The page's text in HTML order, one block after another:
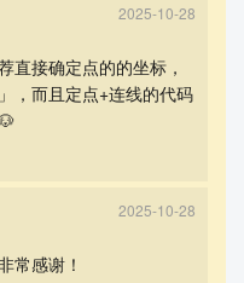
2025-10-28
直接确定点的的坐标，
，而且定点+连线的代码
2025-10-28
常感谢！